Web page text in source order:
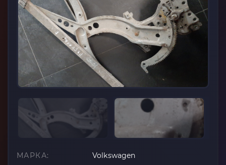
МАРКА:
Volkswagen